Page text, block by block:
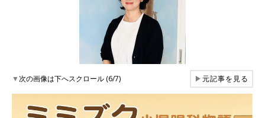
▼次の画像は下へスクロール (6/7) ▶元記事を見る